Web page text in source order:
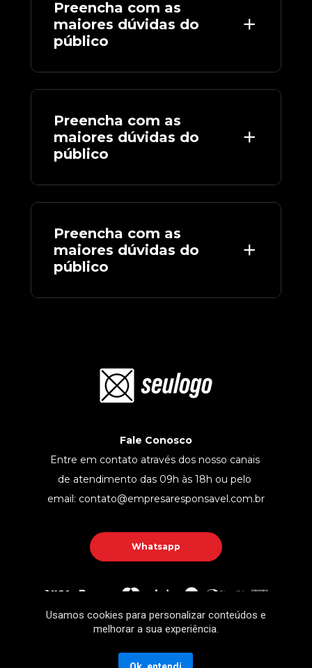
Preencha com as
maiores dúvidas do
público
Preencha com as
maiores dúvidas do
público
Preencha com as
maiores dúvidas do
público
Copyright © Sua Empresa 2023 - Todos os direitos
reservados. CNPJ: 00.000.000/0000-00 -
Fale Conosco
Entre em contato através dos nosso canais
de atendimento das 09h às 18h ou pelo
email: contato@empresaresponsavel.com.br
Whatsapp
Usamos cookies para personalizar conteúdos e
melhorar a sua experiência.